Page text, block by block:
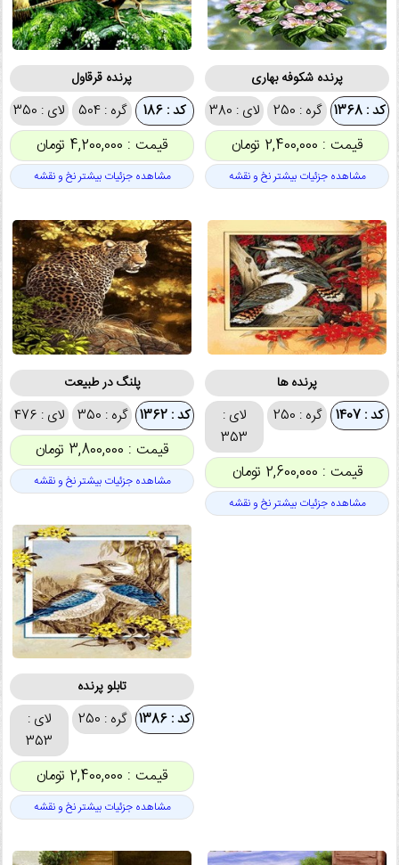
پرنده شکوفه بهاری
کد : 1368 گره : 250 لای : 380
قیمت : 2,400,000 تومان
مشاهده جزئیات بیشتر نخ و نقشه
پرنده قرقاول
کد : 186 گره : 504 لای : 350
قیمت : 4,200,000 تومان
مشاهده جزئیات بیشتر نخ و نقشه
پرنده ها
کد : 1407 گره : 250
لای :
353
قیمت : 2,600,000 تومان
مشاهده جزئیات بیشتر نخ و نقشه
پلنگ در طبیعت
کد : 1362 گره : 350 لای : 476
قیمت : 3,800,000 تومان
مشاهده جزئیات بیشتر نخ و نقشه
تابلو پرنده
کد : 1386 گره : 250
لای :
353
قیمت : 2,400,000 تومان
مشاهده جزئیات بیشتر نخ و نقشه